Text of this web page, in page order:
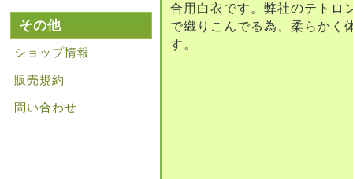
合用白衣です。弊社のテトロ
で織りこんでる為、柔らかく
す。
その他
ショップ情報
販売規約
問い合わせ